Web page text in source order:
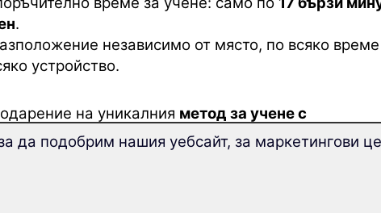
.
независимо от място, по всяко
устройство.
на уникалния метод за учене с
паметникоганяма да забравите Дари.
да подобрим нашия уебсайт, за маркетингови